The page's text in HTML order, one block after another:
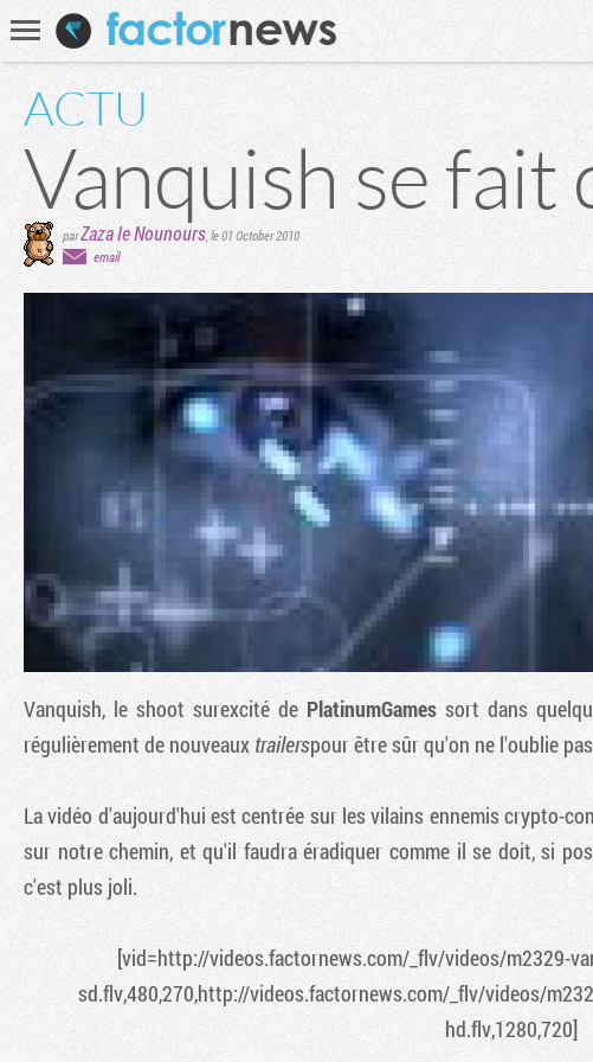
Recherche
ACTU
Vanquish se fait
parZaza le Nounours,le 01 October 2010
email
Vanquish, le shoot surexcité de PlatinumGames sort dans
régulièrement de nouveaux trailerspour être sûr qu'on ne l'oublie
La vidéo d'aujourd'hui est centrée sur les vilains ennemis crypto-
sur notre chemin, et qu'il faudra éradiquer comme il se doit, si
c'est plus joli.
[vid=http://videos.factornews.com/_flv/videos/m2329-
sd.flv,480,270,http://videos.factornews.com/_flv/videos/
hd.flv,1280,720]